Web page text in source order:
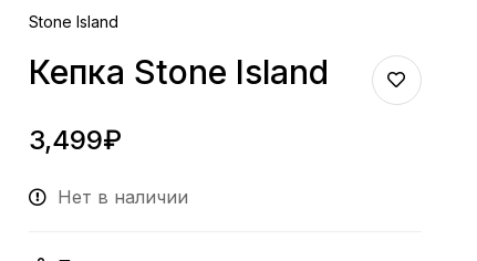
Stone Island
Кепка Stone Island
3,499₽
Нет в наличии